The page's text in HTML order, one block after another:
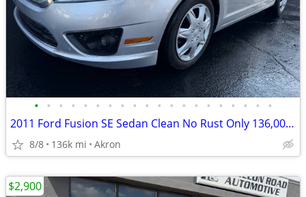
• • • • • • • • • • • • • • • • • • • •
2011 Ford Fusion SE Sedan Clean No Rust Only 136,000 Miles
8/8 136k mi Akron
$2,900